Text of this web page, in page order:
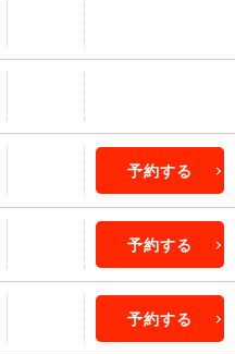
予約する
予約する
予約する